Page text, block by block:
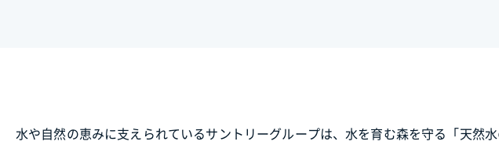
水や自然の恵みに支えられているサントリーグループは、水を育む森を守る「天然